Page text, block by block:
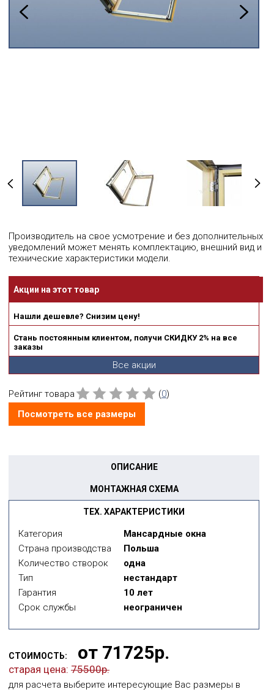
Производитель на свое усмотрение и без дополнительных
уведомлений может менять комплектацию, внешний вид и
технические характеристики модели.
Акции на этот товар
Нашли дешевле? Снизим цену!
Стань постоянным клиентом, получи СКИДКУ 2% на все
заказы
Все акции
Рейтинг товара (0)
Посмотреть все размеры
ТЕХ. ХАРАКТЕРИСТИКИ
ОПИСАНИЕ
МОНТАЖНАЯ СХЕМА
Категория
Мансардные окна
Страна производства
Польша
Количество створок
одна
Тип
нестандарт
Гарантия
10 лет
Срок службы
неограничен
СТОИМОСТЬ: от 71725р.
старая цена: 75500р.
для расчета выберите интересующие Вас размеры в